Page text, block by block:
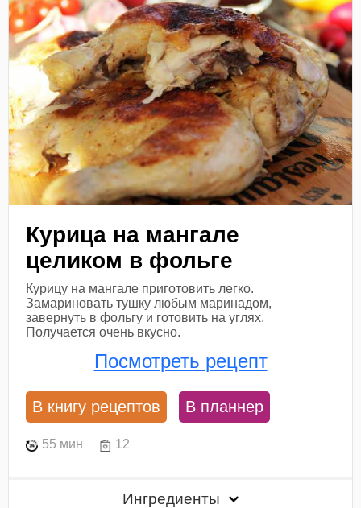
Курица на мангале
целиком в фольге
Курицу на мангале приготовить легко.
Замариновать тушку любым маринадом,
завернуть в фольгу и готовить на углях.
Получается очень вкусно.
Посмотреть рецепт
В книгу рецептов В планнер
55 мин 12
Ингредиенты